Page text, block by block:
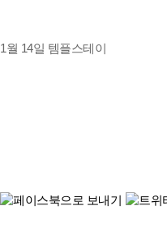
1월 14일 템플스테이